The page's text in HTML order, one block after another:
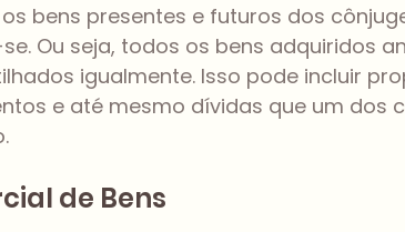
bens presentes e futuros dos
Ou seja, todos os bens adquiridos
igualmente. Isso pode incluir
e até mesmo dívidas que um dos
de Bens